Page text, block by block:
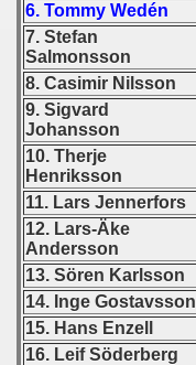
6. Tommy Wedén
7. Stefan
Salmonsson
8. Casimir Nilsson
9. Sigvard
Johansson
10. Therje
Henriksson
11. Lars Jennerfors
12. Lars-Äke
Andersson
13. Sören Karlsson
14. Inge Gostavsson
15. Hans Enzell
16. Leif Söderberg
- 1988
- 1989
- 1990
- 1991
- 1992
- 1993
- 1994